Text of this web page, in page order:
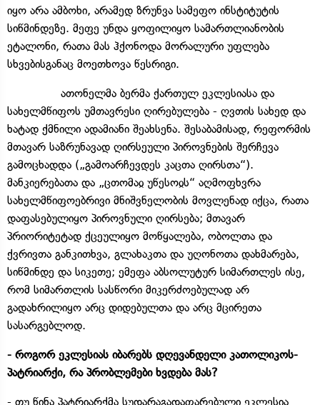
იყო არა ამბოხი, არამედ ზრუნვა სამეფო ინსტიტუტის
სიწმინდეზე. მეფე უნდა ყოფილიყო სამართლიანობის
ეტალონი, რათა მას ჰქონოდა მორალური უფლება
სხვებისგანაც მოეთხოვა წესრიგი.
ათონელმა ბერმა ქართულ ეკლესიასა და
სახელმწიფოს უმთავრესი ღირებულება - ღვთის სახედ და
ხატად ქმნილი ადამიანი შეახსენა. შესაბამისად, რეფორმის
მთავარ საზრუნავად ღირსეული პიროვნების შერჩევა
გამოცხადდა („გამოარჩევდეს კაცთა ღირსთა“).
მანკიერებათა და „ცთომაჲ უწესოჲს“ აღმოფხვრა
სახელმწიფოებრივი მნიშვნელობის მოვლენად იქცა, რათა
დაფასებულიყო პიროვნული ღირსება; მთავარ
პრიორიტეტად ქცეულიყო მოწყალება, ობოლთა და
ქვრივთა განკითხვა, გლახაკთა და უღონოთა დახმარება,
სიწმინდე და სიკეთე; ემეფა აბსოლუტურ სიმართლეს ისე,
რომ სიმართლის სასწორი მიკერძოებულად არ
გადახრილიყო არც დიდებულთა და არც მცირეთა
სასარგებლოდ.
- როგორ ეკლესიას იბარებს დღევანდელი კათოლიკოს-
პატრიარქი, რა პრობლემები ხვდება მას?
- თუ წინა პატრიარქმა სუდარაგადაფარებული ეკლესია